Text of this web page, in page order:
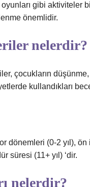
gibi aktiviteler
önemlidir.
nelerdir?
çocukların
kullandıkları
dönemleri (0-2 yıl), ön
süresi (11+ yıl) ‘dir.
nelerdir?